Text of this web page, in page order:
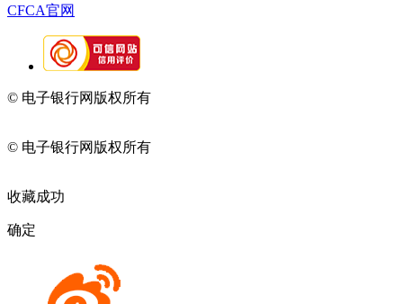
CFCA官网
© 电子银行网版权所有
© 电子银行网版权所有
收藏成功
确定